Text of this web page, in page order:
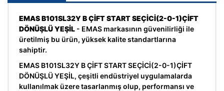
EMAS B101SL32Y B ÇİFT START SEÇİCİ(2-0-1)ÇİFT
DÖNÜŞLÜ YEŞİL - EMAS markasının güvenilirliği ile
üretilmiş bu ürün, yüksek kalite standartlarına
sahiptir.
EMAS B101SL32Y B ÇİFT START SEÇİCİ(2-0-1)ÇİFT
DÖNÜŞLÜ YEŞİL, çeşitli endüstriyel uygulamalarda
kullanılmak üzere tasarlanmış olup, performansı ve